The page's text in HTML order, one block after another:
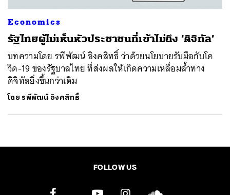
Economics
รัฐไทยผู้ไม่เห็นหัวประชาชนที่เข้าไม่ถึง ‘ดิจิทัล’
บทความโดย รพีพัฒน์ อิงคสิทธิ์ ว่าด้วยนโยบายรับมือกับโค
วิด-19 ของรัฐบาลไทย ที่ส่งผลให้เกิดความเหลื่อมล้ำทาง
ดิจิทัลยิ่งขึ้นกว่าเดิม
โดย รพีพัฒน์ อิงคสิทธิ์
FOLLOW US